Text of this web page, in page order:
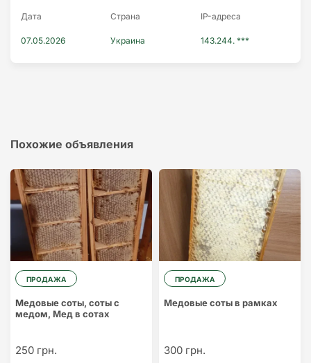
Дата Страна IP-адресa
07.05.2026 Украина 143.244. ***
Похожие объявления
ПРОДАЖА
Медовые соты, соты с
медом, Мед в сотах
250 грн.
ПРОДАЖА
Медовые соты в рамках
300 грн.